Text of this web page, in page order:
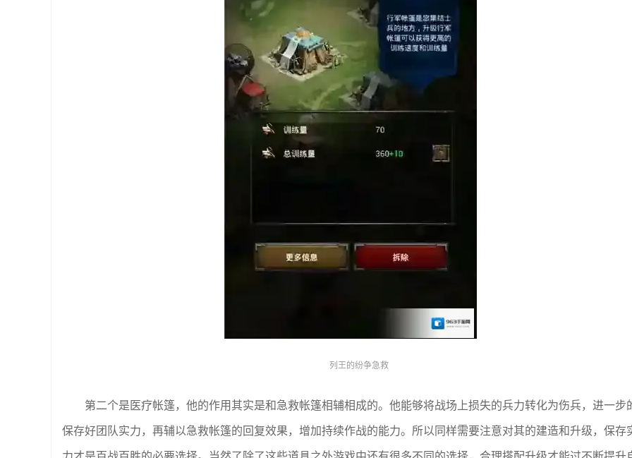
列王的纷争急救
第二个是医疗帐篷，他的作用其实是和急救帐篷相辅相成的。他能够将战场上损失的兵力转化为伤兵，进一步
保存好团队实力，再辅以急救帐篷的回复效果，增加持续作战的能力。所以同样需要注意对其的建造和升级，保存